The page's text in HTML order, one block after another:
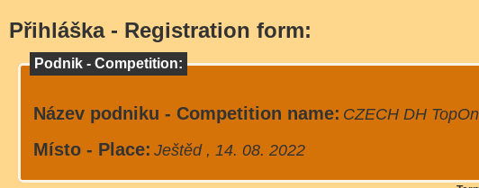
Přihláška - Registration form:
Podnik - Competition:
Název podniku - Competition name: CZECH DH
Místo - Place: Ještěd , 14. 08. 2022